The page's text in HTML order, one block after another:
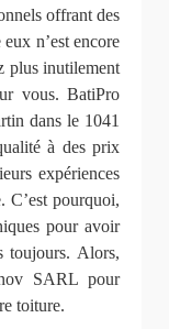
offrant des
n’est encore
plus inutilement
vous. BatiPro
dans le 1041
à des prix
expériences
C’est pourquoi,
pour avoir
toujours. Alors,
SARL pour
toiture.